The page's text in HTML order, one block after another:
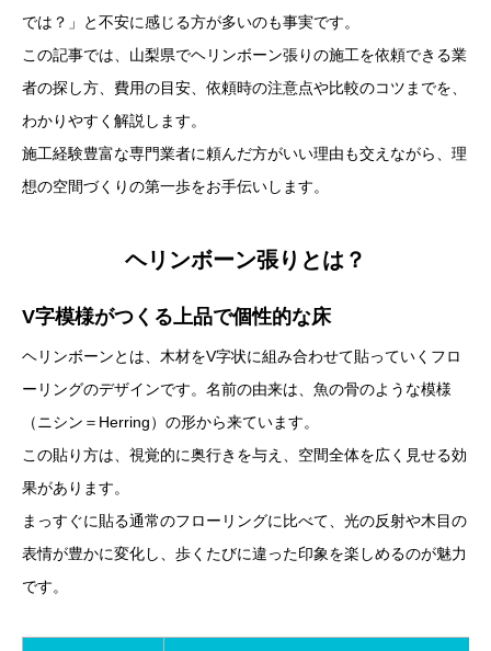
では？」と不安に感じる方が多いのも事実です。
この記事では、山梨県でヘリンボーン張りの施工を依頼できる業
者の探し方、費用の目安、依頼時の注意点や比較のコツまでを、
わかりやすく解説します。
施工経験豊富な専門業者に頼んだ方がいい理由も交えながら、理
想の空間づくりの第一歩をお手伝いします。
ヘリンボーン張りとは？
V字模様がつくる上品で個性的な床
ヘリンボーンとは、木材をV字状に組み合わせて貼っていくフロ
ーリングのデザインです。名前の由来は、魚の骨のような模様
（ニシン＝Herring）の形から来ています。
この貼り方は、視覚的に奥行きを与え、空間全体を広く見せる効
果があります。
まっすぐに貼る通常のフローリングに比べて、光の反射や木目の
表情が豊かに変化し、歩くたびに違った印象を楽しめるのが魅力
です。